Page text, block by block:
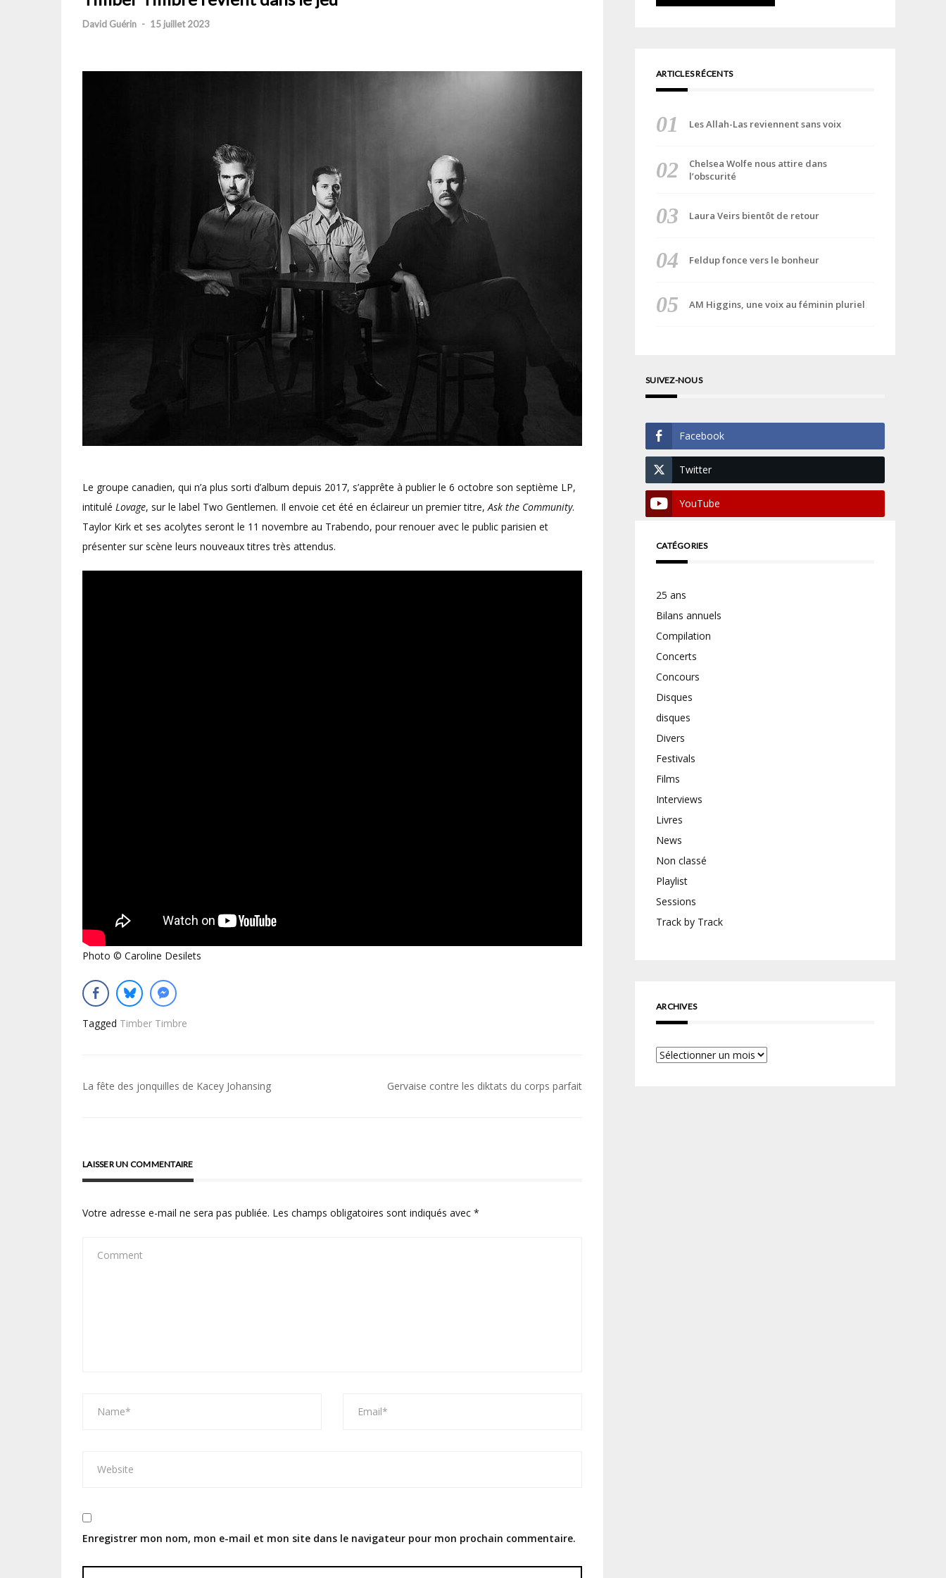
David Guérin - 15 juillet 2023
Le groupe canadien, qui n’a plus sorti d’album depuis 2017, s’apprête à publier le 6 octobre son septième LP,
intitulé Lovage, sur le label Two Gentlemen. Il envoie cet été en éclaireur un premier titre,Ask the Community.
Taylor Kirk et ses acolytes seront le 11 novembre au Trabendo, pour renouer avec le public parisien et
présenter sur scène leurs nouveaux titres très attendus.
Photo © Caroline Desilets
Tagged Timber Timbre
Navigation
La fête des jonquilles de Kacey Johansing Gervaise contre les diktats du corps parfait
LAISSER UN COMMENTAIRE
Votre adresse e-mail ne sera pas publiée. Les champs obligatoires sont indiqués avec *
Enregistrer mon nom, mon e-mail et mon site dans le navigateur pour mon prochain commentaire.
ARTICLES RÉCENTS
Les Allah-Las reviennent sans voix
Chelsea Wolfe nous attire dans
l’obscurité
Laura Veirs bientôt de retour
Feldup fonce vers le bonheur
AM Higgins, une voix au féminin pluriel
SUIVEZ-NOUS
Facebook
Twitter
YouTube
CATÉGORIES
25 ans
Bilans annuels
Compilation
Concerts
Concours
Disques
disques
Divers
Festivals
Films
Interviews
Livres
News
Non classé
Playlist
Sessions
Track by Track
ARCHIVES
Archives